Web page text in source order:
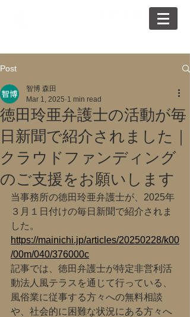
Post
徳田玲亜弁護士の活動が毎
日新聞で紹介されました｜
クラウドファンディング
のご支援をお願いします
智博 森田
Mar 1, 2025 1 min read
当事務所の徳田玲亜弁護士が、2025年
３月１日付けの毎日新聞で紹介されま
した。
https://mainichi.jp/articles/20250228/k00
/00m/040/376000c
記事では、徳田弁護士が特定非営利活
動法人風テラスを通じて行っている、
風俗業に従事する方々への無料相談
や、社会的に困難な状況にある方々へ